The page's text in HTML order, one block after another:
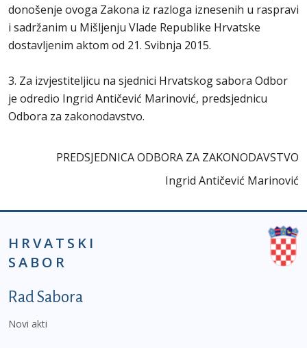
donošenje ovoga Zakona iz razloga iznesenih u raspravi
i sadržanim u Mišljenju Vlade Republike Hrvatske
dostavljenim aktom od 21. Svibnja 2015.
3. Za izvjestiteljicu na sjednici Hrvatskog sabora Odbor
je odredio Ingrid Antičević Marinović, predsjednicu
Odbora za zakonodavstvo.
PREDSJEDNICA ODBORA ZA ZAKONODAVSTVO
Ingrid Antičević Marinović
HRVATSKI
SABOR
Podnožje prvi izbornik
Rad Sabora
Novi akti